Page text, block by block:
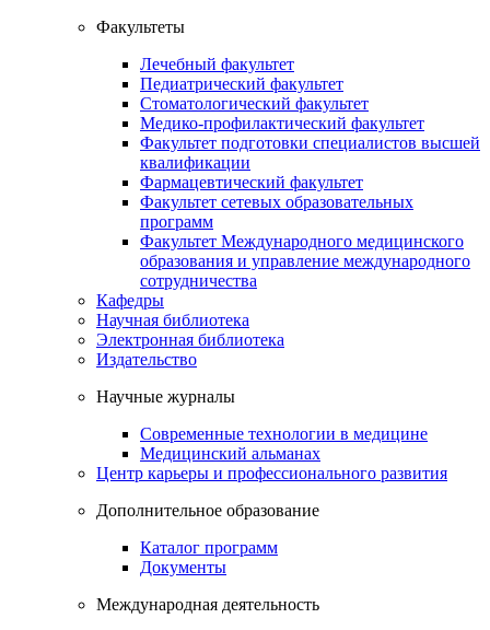
Факультеты
Лечебный факультет
Педиатрический факультет
Стоматологический факультет
Медико-профилактический факультет
Факультет подготовки специалистов высшей
квалификации
Фармацевтический факультет
Факультет сетевых образовательных
программ
Факультет Международного медицинского
образования и управление международного
сотрудничества
Кафедры
Научная библиотека
Электронная библиотека
Издательство
Научные журналы
Современные технологии в медицине
Медицинский альманах
Центр карьеры и профессионального развития
Дополнительное образование
Каталог программ
Документы
Международная деятельность